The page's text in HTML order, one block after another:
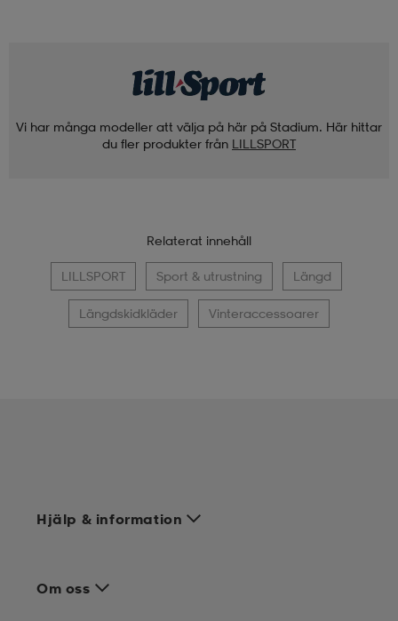
Vi har många modeller att välja på här på Stadium. Här hittar
du fler produkter från LILLSPORT
Relaterat innehåll
LILLSPORT Sport & utrustning Längd
Längdskidkläder Vinteraccessoarer
Hjälp & information
Om oss